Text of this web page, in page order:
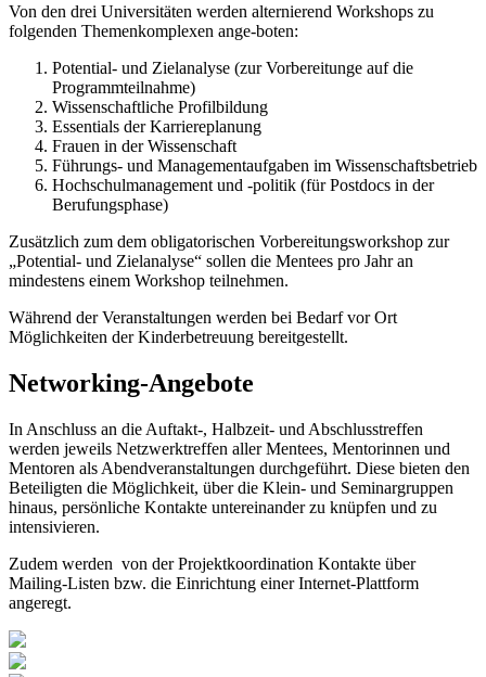
Von den drei Universitäten werden alternierend Workshops zu
folgenden Themenkomplexen ange-boten:
Potential- und Zielanalyse (zur Vorbereitunge auf die
Programmteilnahme)
Wissenschaftliche Profilbildung
Essentials der Karriereplanung
Frauen in der Wissenschaft
Führungs- und Managementaufgaben im Wissenschaftsbetrieb
Hochschulmanagement und -politik (für Postdocs in der
Berufungsphase)
Zusätzlich zum dem obligatorischen Vorbereitungsworkshop zur
„Potential- und Zielanalyse“ sollen die Mentees pro Jahr an
mindestens einem Workshop teilnehmen.
Während der Veranstaltungen werden bei Bedarf vor Ort
Möglichkeiten der Kinderbetreuung bereitgestellt.
Networking-Angebote
In Anschluss an die Auftakt-, Halbzeit- und Abschlusstreffen
werden jeweils Netzwerktreffen aller Mentees, Mentorinnen und
Mentoren als Abendveranstaltungen durchgeführt. Diese bieten den
Beteiligten die Möglichkeit, über die Klein- und Seminargruppen
hinaus, persönliche Kontakte untereinander zu knüpfen und zu
intensivieren.
Zudem werden von der Projektkoordination Kontakte über
Mailing-Listen bzw. die Einrichtung einer Internet-Plattform
angeregt.